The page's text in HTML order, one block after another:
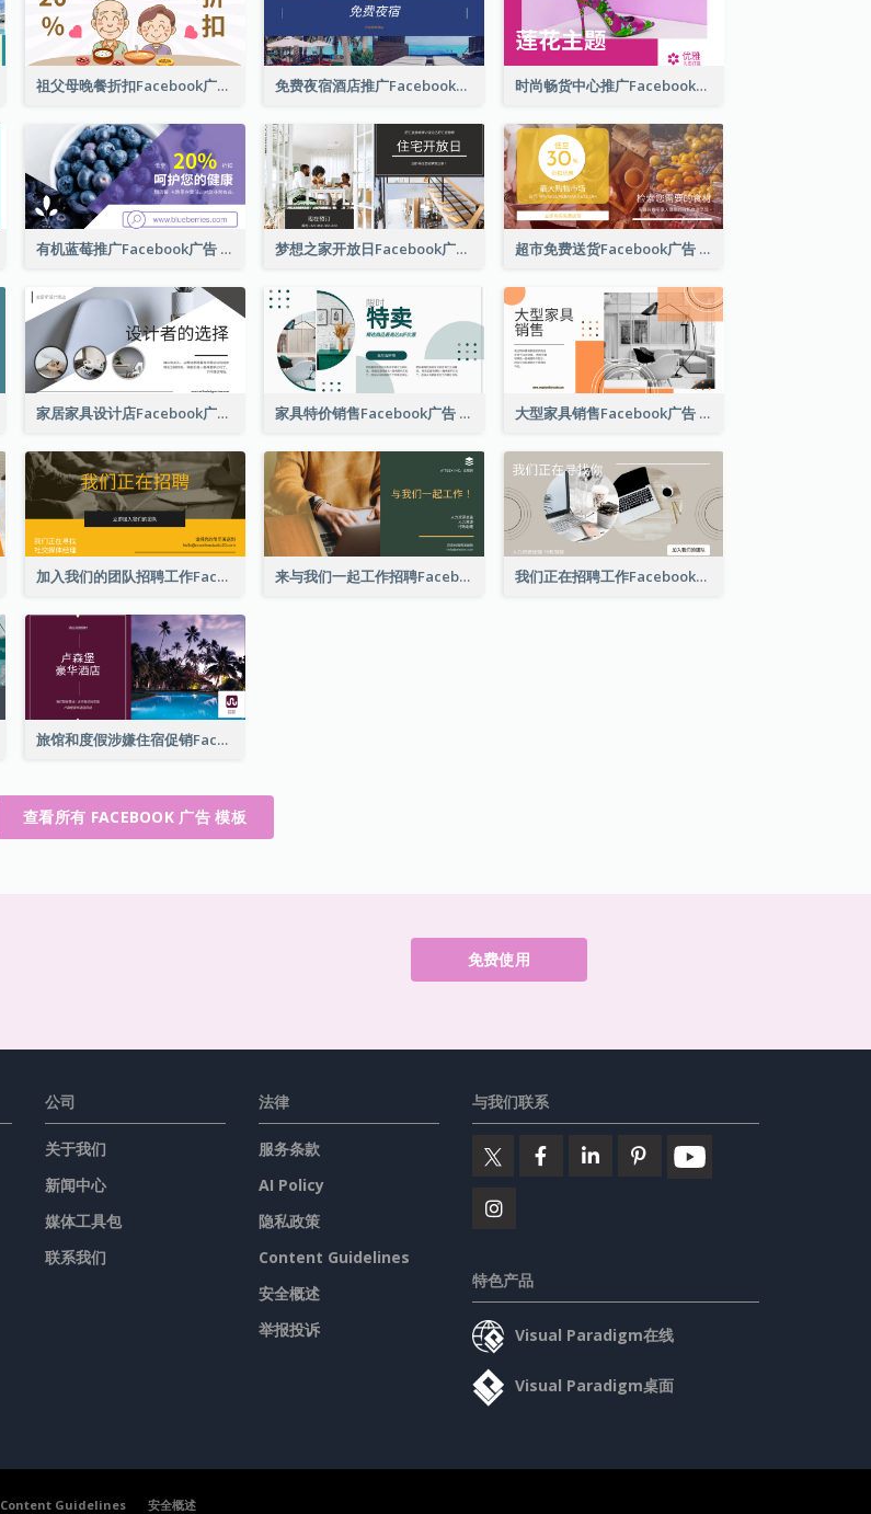
祖父母晚餐折扣Facebook广告 免费夜宿酒店推广Facebook广告 时尚畅货中心推广Facebook广告
有机蓝莓推广Facebook广告 梦想之家开放日Facebook广告 超市免费送货Facebook广告
家居家具设计店Facebook广告 家具特价销售Facebook广告 大型家具销售Facebook广告
加入我们的团队招聘工作Facebook广告 来与我们一起工作招聘Facebook广告 我们正在招聘工作Facebook广告
旅馆和度假涉嫌住宿促销Facebook广告
查看所有 FACEBOOK 广告 模板
免费使用
公司
关于我们
新闻中心
媒体工具包
联系我们
法律
服务条款
AI Policy
隐私政策
Content Guidelines
安全概述
举报投诉
与我们联系
特色产品
Visual Paradigm在线
Visual Paradigm桌面
Content Guidelines 安全概述